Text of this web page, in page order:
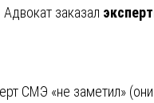
заказал
СМЭ «не заметил»